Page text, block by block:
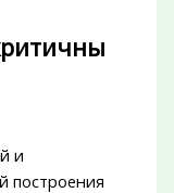
и
построения